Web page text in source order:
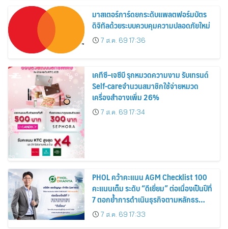
มาสเตอร์การ์ดยกระดับแพลตฟอร์มบัตร
ดิจิทัลด้วยระบบควบคุมความปลอดภัยใหม่
7 ส.ค. 69 17:36
เคทีซี–เจซีบี รุกหมวดความงาม รับเทรนด์
Self-careจำนวนสมาชิกใช้จ่ายหมวด
เครื่องสำอางเพิ่ม 26%
7 ส.ค. 69 17:34
PHOL คว้าคะแนน AGM Checklist 100
คะแนนเต็ม ระดับ “ดีเยี่ยม” ต่อเนื่องเป็นปีที่
7 ตอกย้ำการดำเนินธุรกิจตามหลักธร
รมาภิบาล โปร่งใส สร้างความเชื่อมั่นผู้ถือ
หุ้น
7 ส.ค. 69 17:33